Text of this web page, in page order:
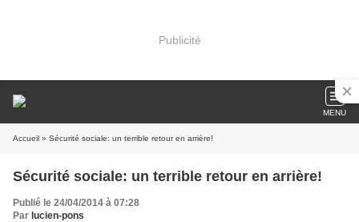
Publicité
MENU
Accueil » Sécurité sociale: un terrible retour en arrière!
Sécurité sociale: un terrible retour en arrière!
Publié le 24/04/2014 à 07:28
Par lucien-pons